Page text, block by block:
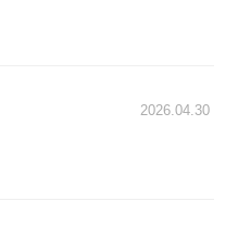
2026.04.30